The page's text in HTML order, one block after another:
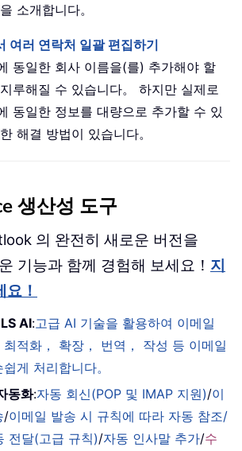
소개합니다。
여러 연락처 일괄 편집하기
동일한 회사 이름을(를) 추가해야 할
루해질 수 있습니다。 하지만 실제로
동일한 정보를 대량으로 추가할 수 있
해결 방법이 있습니다。
생산성 도구
의 완전히 새로운 버전을
기능과 함께 경험해 보세요！ 지
！
AI:고급 AI 기술을 활용하여 이메일
적화， 확장， 번역， 작성 등 이메일
게 처리합니다。
동화:자동 회신(POP 및 IMAP 지원)/이
/이메일 발송 시 규칙에 따라 자동 참조/
전달(고급 규칙)/자동 인사말 추가/수